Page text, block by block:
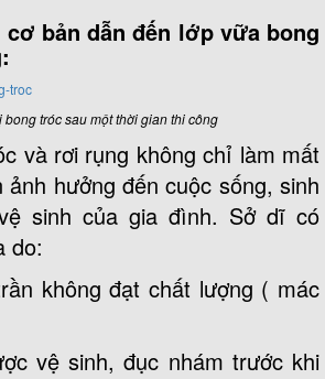
cơ bản dẫn đến lớp vữa bong
bong tróc sau một thời gian thi công
và rơi rụng không chỉ làm mất
hưởng đến cuộc sống, sinh
sinh của gia đình. Sở dĩ có
do:
không đạt chất lượng ( mác
vệ sinh, đục nhám trước khi